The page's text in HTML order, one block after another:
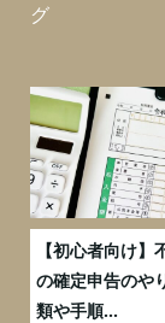
グ
【初心者向け】
の確定申告のや
類や手順...